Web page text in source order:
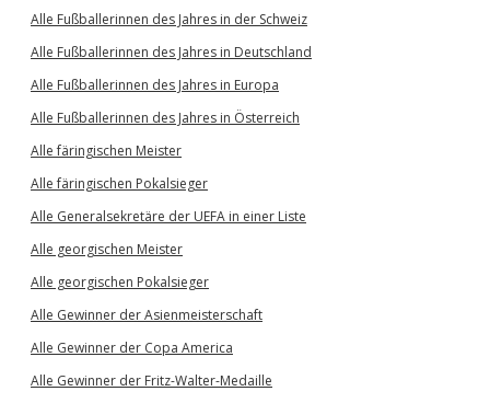
Alle Fußballerinnen des Jahres in der Schweiz
Alle Fußballerinnen des Jahres in Deutschland
Alle Fußballerinnen des Jahres in Europa
Alle Fußballerinnen des Jahres in Österreich
Alle färingischen Meister
Alle färingischen Pokalsieger
Alle Generalsekretäre der UEFA in einer Liste
Alle georgischen Meister
Alle georgischen Pokalsieger
Alle Gewinner der Asienmeisterschaft
Alle Gewinner der Copa America
Alle Gewinner der Fritz-Walter-Medaille